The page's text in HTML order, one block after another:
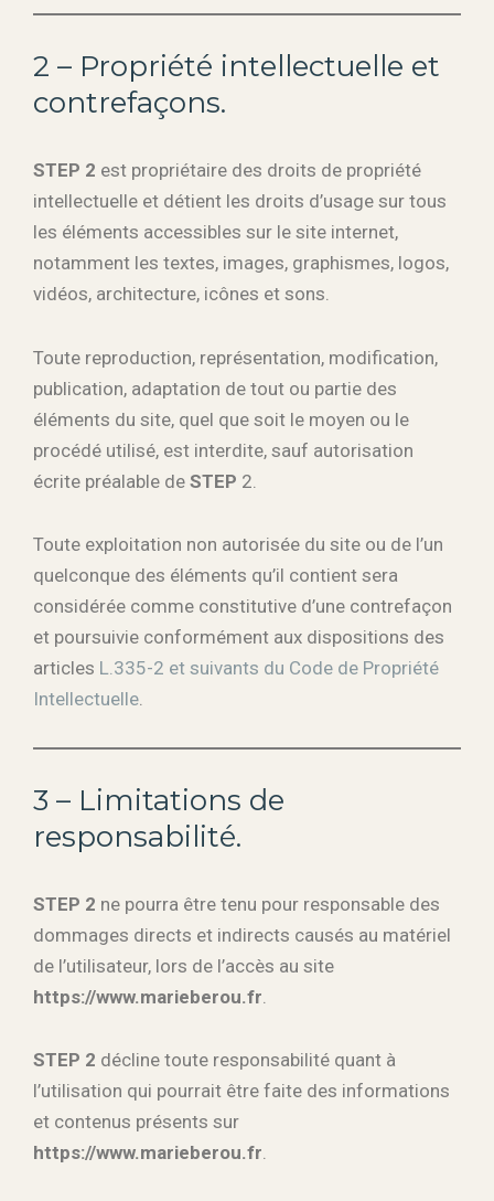
2 – Propriété intellectuelle et
contrefaçons.
STEP 2 est propriétaire des droits de propriété
intellectuelle et détient les droits d’usage sur tous
les éléments accessibles sur le site internet,
notamment les textes, images, graphismes, logos,
vidéos, architecture, icônes et sons.
Toute reproduction, représentation, modification,
publication, adaptation de tout ou partie des
éléments du site, quel que soit le moyen ou le
procédé utilisé, est interdite, sauf autorisation
écrite préalable de STEP 2.
Toute exploitation non autorisée du site ou de l’un
quelconque des éléments qu’il contient sera
considérée comme constitutive d’une contrefaçon
et poursuivie conformément aux dispositions des
articles L.335-2 et suivants du Code de Propriété
Intellectuelle.
3 – Limitations de
responsabilité.
STEP 2 ne pourra être tenu pour responsable des
dommages directs et indirects causés au matériel
de l’utilisateur, lors de l’accès au site
https://www.marieberou.fr
STEP 2 décline toute responsabilité quant à
l’utilisation qui pourrait être faite des informations
et contenus présents sur
https://www.marieberou.fr.